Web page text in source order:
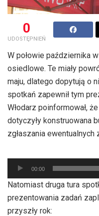
0
UDOSTĘPNIEŃ
W połowie października
osiedlowe. Te miały
maju, dlatego dopytują o
spotkań zapewnił tym
Włodarz poinformował,
dotyczyły konstruowana
zgłaszania ewentualnych
Odtwarzacz
plików
dźwiękowych
00:00
Natomiast druga tura
prezentowania zadań
przyszły rok: